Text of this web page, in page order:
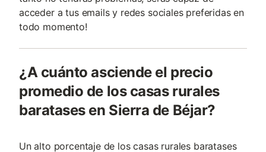
acceder a tus emails y redes sociales preferidas en
todo momento!
¿A cuánto asciende el precio
promedio de los casas rurales
baratases en Sierra de Béjar?
Un alto porcentaje de los casas rurales baratases